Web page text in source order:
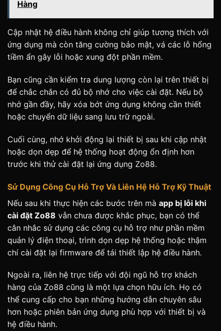
Hàng
Cập nhật hệ điều hành không chỉ giúp tương thích với
ứng dụng mà còn tăng cường bảo mật, vá các lỗ hổng
tiềm ẩn gây lỗi hoặc xung đột phần mềm.
Bạn cũng cần kiểm tra dung lượng còn lại trên thiết bị
để chắc chắn có đủ bộ nhớ cho việc cài đặt. Nếu bộ
nhớ gần đầy, hãy xóa bớt ứng dụng không cần thiết
hoặc chuyển dữ liệu sang lưu trữ ngoài.
Cuối cùng, nhớ khởi động lại thiết bị sau khi cập nhật
hoặc dọn dẹp để hệ thống hoạt động ổn định hơn
trước khi thử cài đặt lại ứng dụng Zo88.
Sử Dụng Công Cụ Hỗ Trợ Và Liên Hệ Hỗ Trợ Kỹ Thuật
Nếu sau khi thực hiện các bước trên mà app bị lỗi khi
cài đặt Zo88 vẫn chưa được khắc phục, bạn có thể
cân nhắc sử dụng các công cụ hỗ trợ như phần mềm
quản lý điện thoại, trình dọn dẹp hệ thống hoặc thậm
chí cài đặt lại firmware để tái thiết lập hệ điều hành.
Ngoài ra, liên hệ trực tiếp với đội ngũ hỗ trợ khách
hàng của Zo88 cũng là một lựa chọn hữu ích. Họ có
thể cung cấp cho bạn những hướng dẫn chuyên sâu
hơn hoặc phiên bản ứng dụng phù hợp với thiết bị và
hệ điều hành.